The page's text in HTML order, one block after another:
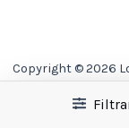
Copyright © 2026